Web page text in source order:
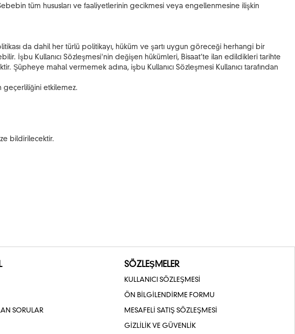
tüm hususları ve faaliyetlerinin gecikmesi veya engellenmesine ilişkin
da dahil her türlü politikayı, hüküm ve şartı uygun göreceği herhangi bir
İşbu Kullanıcı Sözleşmesi'nin değişen hükümleri, Bisaat’te ilan edildikleri tarihte
mahal vermemek adına, işbu Kullanıcı Sözleşmesi Kullanıcı tarafından
geçerliliğini etkilemez.
bildirilecektir.
SORULAR
SÖZLEŞMELER
KULLANICI SÖZLEŞMESİ
ÖN BİLGİLENDİRME FORMU
MESAFELİ SATIŞ SÖZLEŞMESİ
GİZLİLİK VE GÜVENLİK